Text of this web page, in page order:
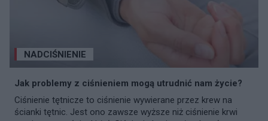
NADCIŚNIENIE
Jak problemy z ciśnieniem mogą utrudnić nam życie?
Ciśnienie tętnicze to ciśnienie wywierane przez krew na
ścianki tętnic. Jest ono zawsze wyższe niż ciśnienie krwi